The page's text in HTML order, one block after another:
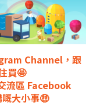
Channel，跟
買🤩
流區 Facebook
大小事🤑